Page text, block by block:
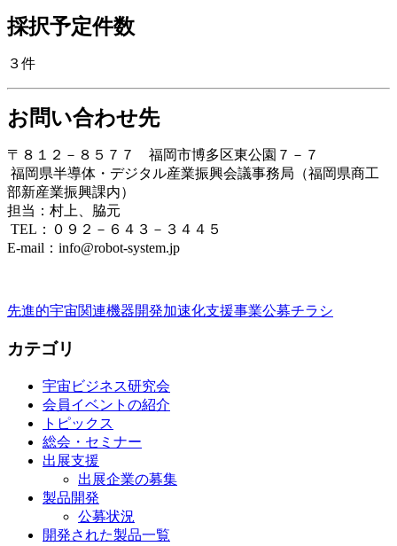
採択予定件数
３件
お問い合わせ先
〒８１２－８５７７ 福岡市博多区東公園７－７
福岡県半導体・デジタル産業振興会議事務局（福岡県商工
部新産業振興課内）
担当：村上、脇元
TEL：０９２－６４３－３４４５
E-mail：info@robot-system.jp
先進的宇宙関連機器開発加速化支援事業公募チラシ
カテゴリ
宇宙ビジネス研究会
会員イベントの紹介
トピックス
総会・セミナー
出展支援
出展企業の募集
製品開発
公募状況
開発された製品一覧